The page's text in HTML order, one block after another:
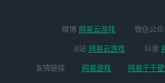
微博 网易云游戏 微信公众
B站 网易云游戏 抖音
友情链接 网易游戏 网易千千